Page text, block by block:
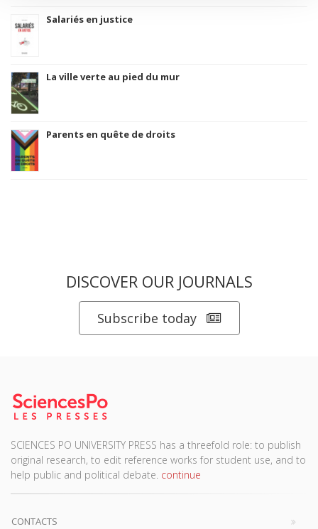
Salariés en justice
La ville verte au pied du mur
Parents en quête de droits
DISCOVER OUR JOURNALS
Subscribe today
SCIENCES PO UNIVERSITY PRESS has a threefold role: to publish
original research, to edit reference works for student use, and to
help public and political debate. continue
CONTACTS